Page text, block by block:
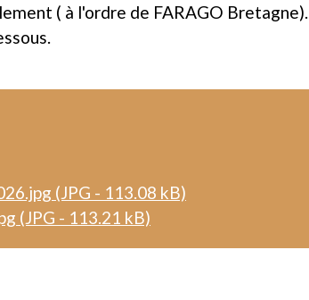
( à l'ordre de FARAGO Bretagne).
(JPG - 113.08 kB)
(JPG - 113.21 kB)